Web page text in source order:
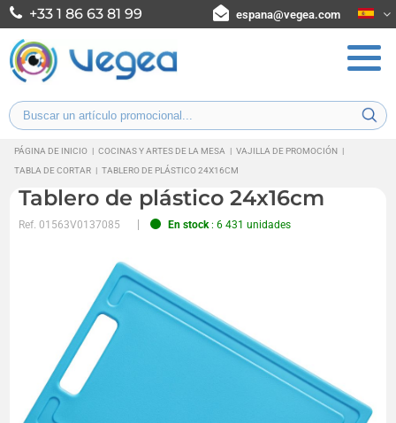
+33 1 86 63 81 99 espana@vegea.com
PÁGINA DE INICIO | COCINAS Y ARTES DE LA MESA | VAJILLA DE PROMOCIÓN |
TABLA DE CORTAR | TABLERO DE PLÁSTICO 24X16CM
Tablero de plástico 24x16cm
Ref.01563V0137085 En stock: 6 431 unidades